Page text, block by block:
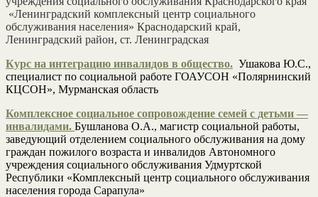
«Ленинградский комплексный центр социального
обслуживания населения» Краснодарский край,
Ленинградский район, ст. Ленинградская
Курс на интеграцию инвалидов в общество. Ушакова Ю.С.,
специалист по социальной работе ГОАУСОН «Полярнинский
КЦСОН», Мурманская область
Комплексное социальное сопровождение семей с детьми —
инвалидами. Бушланова О.А., магистр социальной работы,
заведующий отделением социального обслуживания на дому
граждан пожилого возраста и инвалидов Автономного
учреждения социального обслуживания Удмуртской
Республики «Комплексный центр социального обслуживания
населения города Сарапула»